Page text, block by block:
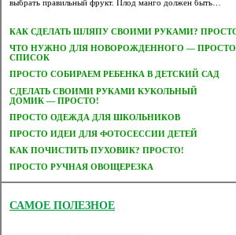
выбрать правильный фрукт. Плод манго должен быть…
КАК СДЕЛАТЬ ШЛЯПУ СВОИМИ РУКАМИ?
ЧТО НУЖНО ДЛЯ НОВОРОЖДЕННОГО —
СПИСОК
ПРОСТО СОБИРАЕМ РЕБЕНКА В ДЕТСКИЙ САД
CДЕЛАТЬ СВОИМИ РУКАМИ КУКОЛЬНЫЙ
ДОМИК — ПРОСТО!
ПРОСТО ОДЕЖДА ДЛЯ ШКОЛЬНИКОВ
ПРОСТО ИДЕИ ДЛЯ ФОТОСЕССИИ ДЕТЕЙ
КАК ПОЧИСТИТЬ ПУХОВИК? ПРОСТО!
ПРОСТО РУЧНАЯ ОВОЩЕРЕЗКА
САМОЕ ПОЛЕЗНОЕ